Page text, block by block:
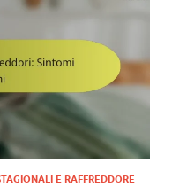
E RAFFREDDORE